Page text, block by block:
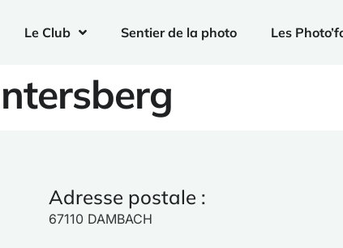
Le Club Sentier de la photo Les
Adresse postale :
67110 DAMBACH